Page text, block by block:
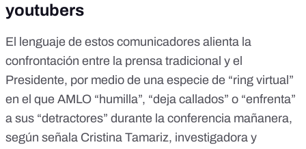
youtubers
El lenguaje de estos comunicadores alienta la
confrontación entre la prensa tradicional y el
Presidente, por medio de una especie de “ring virtual”
en el que AMLO “humilla”, “deja callados” o “enfrenta”
a sus “detractores” durante la conferencia mañanera,
según señala Cristina Tamariz, investigadora y